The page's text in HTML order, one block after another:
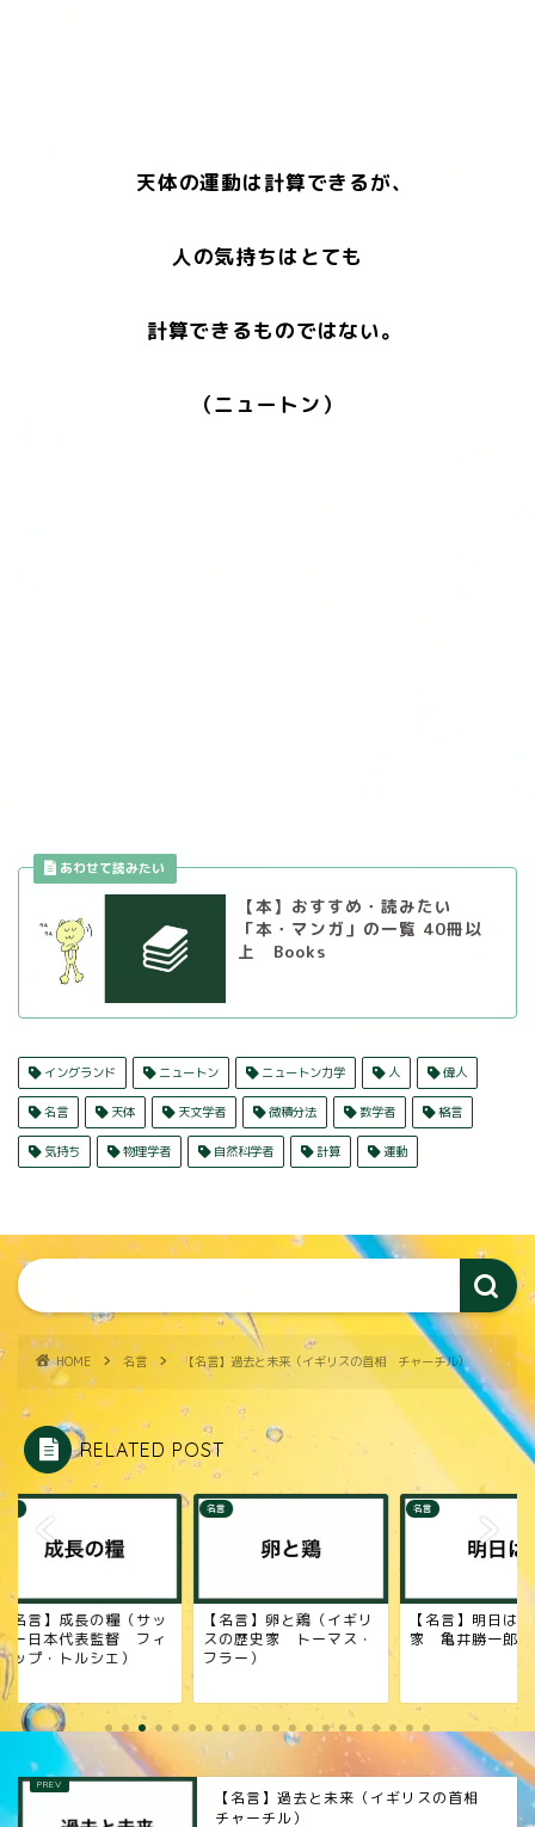
天体の運動は計算できるが、
人の気持ちはとても
計算できるものではない。
（ニュートン）
【本】おすすめ・読みたい
「本・マンガ」の一覧 40冊以
上 Books
イングランド ニュートン ニュートン力学 人 偉人
名言 天体 天文学者 微積分法 数学者 格言
気持ち 物理学者 自然科学者 計算 運動
HOME 名言 【名言】過去と未来（イギリスの首相 チャーチル）
RELATED POST
言】成長の糧（サッ
日本代表監督 フィ
プ・トルシエ）
名言
【名言】卵と鶏（イギリ
スの歴史家 トーマス・
フラー）
名言
【名言】明日は（評
家 亀井勝一郎）
【名言】過去と未来（イギリスの首相
チャーチル）